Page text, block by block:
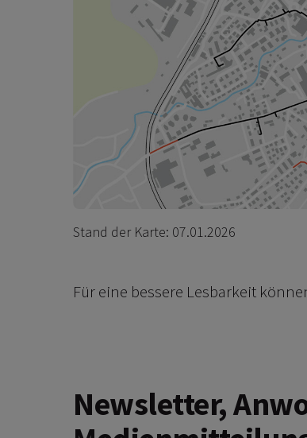
Stand der Karte: 07.01.2026
Für eine bessere Lesbarkeit
Newsletter,